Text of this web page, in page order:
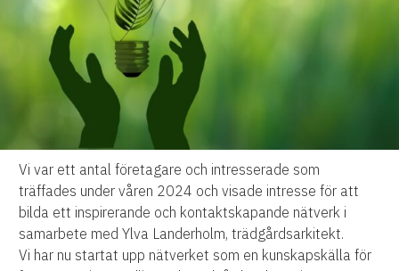
Vi var ett antal företagare och intresserade som
träffades under våren 2024 och visade intresse för att
bilda ett inspirerande och kontaktskapande nätverk i
samarbete med Ylva Landerholm, trädgårdsarkitekt.
Vi har nu startat upp nätverket som en kunskapskälla för